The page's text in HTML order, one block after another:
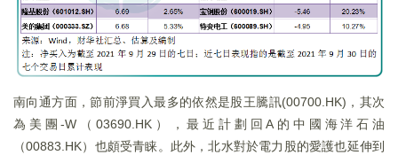
南向通方面，節前淨買入最多的依然是股王騰訊(00700.HK)，其次
為美團-W（03690.HK），最近計劃回A的中國海洋石油
（00883.HK）也頗受青睐。此外，北水對於電力股的愛護也延伸到